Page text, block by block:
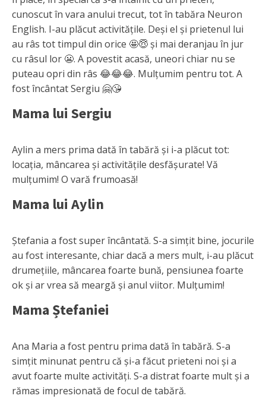
cunoscut în vara anului trecut, tot în tabăra Neuron
English. I-au plăcut activitățile. Deși el și prietenul lui
au râs tot timpul din orice 🤩😇 și mai deranjau în jur
cu râsul lor 😬. A povestit acasă, uneori chiar nu se
puteau opri din râs 😂😂😂. Mulțumim pentru tot. A
fost încântat Sergiu 🤗😘
Mama lui Sergiu
Aylin a mers prima dată în tabără și i-a plăcut tot:
locația, mâncarea și activitățile desfășurate! Vă
mulțumim! O vară frumoasă!
Mama lui Aylin
Ștefania a fost super încântată. S-a simțit bine, jocurile
au fost interesante, chiar dacă a mers mult, i-au plăcut
drumețiile, mâncarea foarte bună, pensiunea foarte
ok și ar vrea să meargă și anul viitor. Mulțumim!
Mama Ștefaniei
Ana Maria a fost pentru prima dată în tabără. S-a
simțit minunat pentru că și-a făcut prieteni noi și a
avut foarte multe activități. S-a distrat foarte mult și a
rămas impresionată de focul de tabără.